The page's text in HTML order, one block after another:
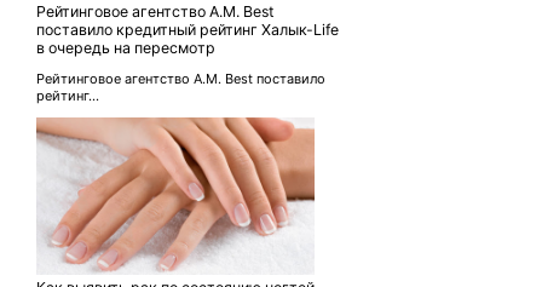
Рейтинговое агентство A.M. Best
поставило кредитный рейтинг Халык-Life
в очередь на пересмотр
Рейтинговое агентство A.M. Best поставило
рейтинг...